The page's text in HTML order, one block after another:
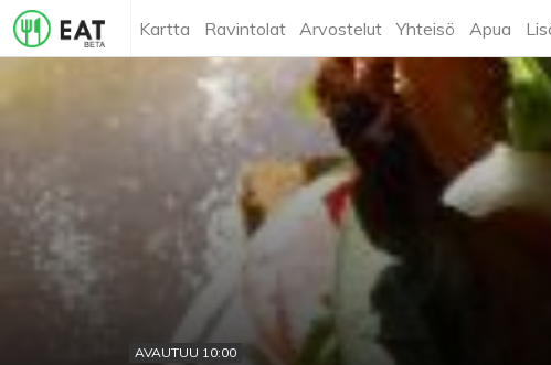
Kartta Ravintolat Arvostelut Yhteisö Apua
AVAUTUU 10:00